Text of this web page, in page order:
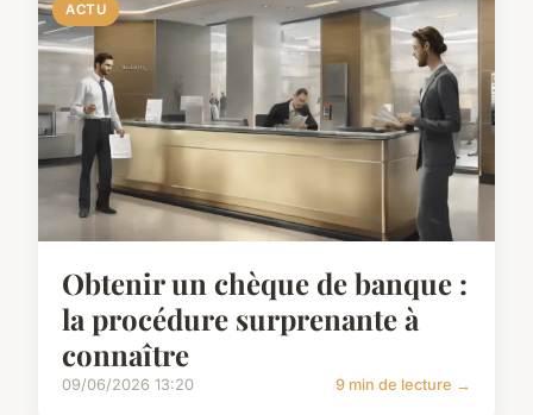
ACTU
Obtenir un chèque de banque :
la procédure surprenante à
connaître
09/06/2026 13:20 9 min de lecture →